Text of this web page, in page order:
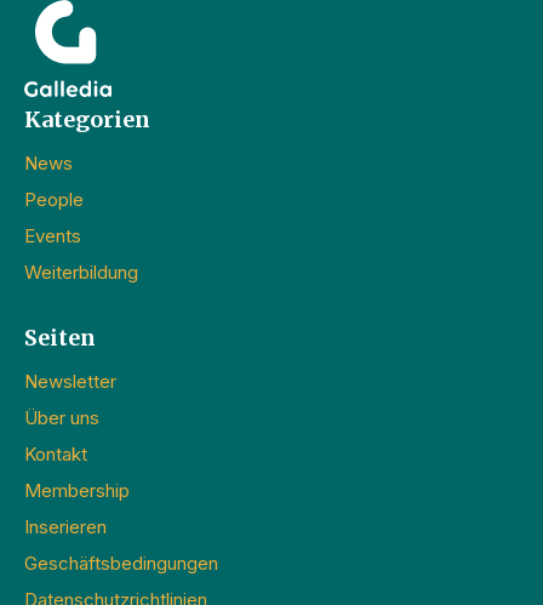
Kategorien
News
People
Events
Weiterbildung
Seiten
Newsletter
Über uns
Kontakt
Membership
Inserieren
Geschäftsbedingungen
Datenschutzrichtlinien